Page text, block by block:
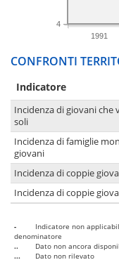
1991
4
CONFRONTI
Indicatore
Incidenza di giovani che
soli
Incidenza di famiglie
giovani
Incidenza di coppie
Incidenza di coppie
-
Indicatore non
denominatore
..
Dato non ancora
...
Dato non rilevato